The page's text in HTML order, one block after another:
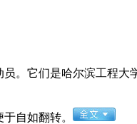
它们是哈尔滨工程大
自如翻转。